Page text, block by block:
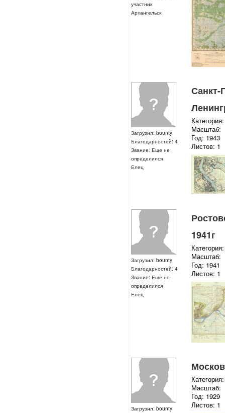
участник
Архангельск
Загрузил: bounty
Благодарностей: 4
Звание: Еще не
определился
Елец
Санкт-
Масштаб:
Год: 1943
Листов: 1
Загрузил: bounty
Благодарностей: 4
Звание: Еще не
определился
Елец
1941г
Масштаб:
Год: 1941
Листов: 1
Загрузил: bounty
Масштаб:
Год: 1929
Листов: 1